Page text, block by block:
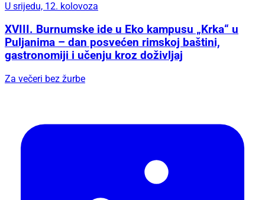
U srijedu, 12. kolovoza
XVIII. Burnumske ide u Eko kampusu „Krka“ u
Puljanima – dan posvećen rimskoj baštini,
gastronomiji i učenju kroz doživljaj
Za večeri bez žurbe